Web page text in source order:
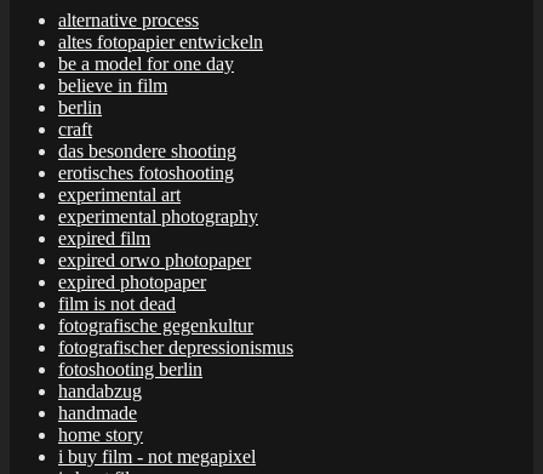
alternative process
altes fotopapier entwickeln
be a model for one day
believe in film
berlin
craft
das besondere shooting
erotisches fotoshooting
experimental art
experimental photography
expired film
expired orwo photopaper
expired photopaper
film is not dead
fotografische gegenkultur
fotografischer depressionismus
fotoshooting berlin
handabzug
handmade
home story
i buy film - not megapixel